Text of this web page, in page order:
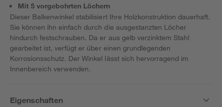
Mit 5 vorgebohrten Löchern
Dieser Balkenwinkel stabilisiert Ihre Holzkonstruktion dauerhaft.
Sie können ihn einfach durch die ausgestanzten Löcher
hindurch festschrauben. Da er aus gelb verzinktem Stahl
gearbeitet ist, verfügt er über einen grundlegenden
Korrosionsschutz. Der Winkel lässt sich hervorragend im
Innenbereich verwenden.
Eigenschaften